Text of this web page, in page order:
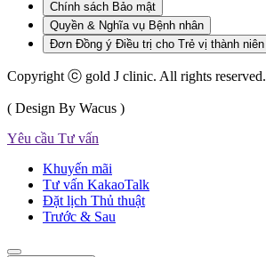
Chính sách Bảo mật
Quyền & Nghĩa vụ Bệnh nhân
Đơn Đồng ý Điều trị cho Trẻ vị thành niên
Copyright ⓒ gold J clinic. All rights reserved.
( Design By Wacus )
Yêu cầu Tư vấn
Khuyến mãi
Tư vấn KakaoTalk
Đặt lịch Thủ thuật
Trước & Sau